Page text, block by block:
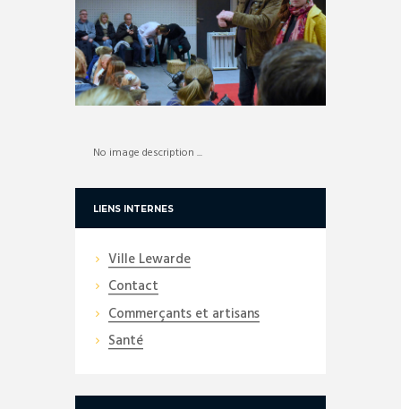
No image description ...
LIENS INTERNES
Ville Lewarde
Contact
Commerçants et artisans
Santé